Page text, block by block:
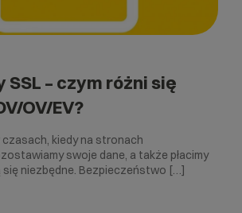
– czym różni się
OV/EV?
kiedy na stronach
swoje dane, a także płacimy
się niezbędne. Bezpieczeństwo […]